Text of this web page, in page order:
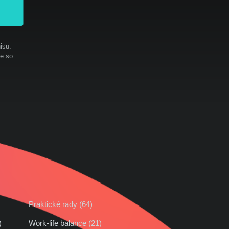
so
Praktické rady (64)
Work-life balance (21)